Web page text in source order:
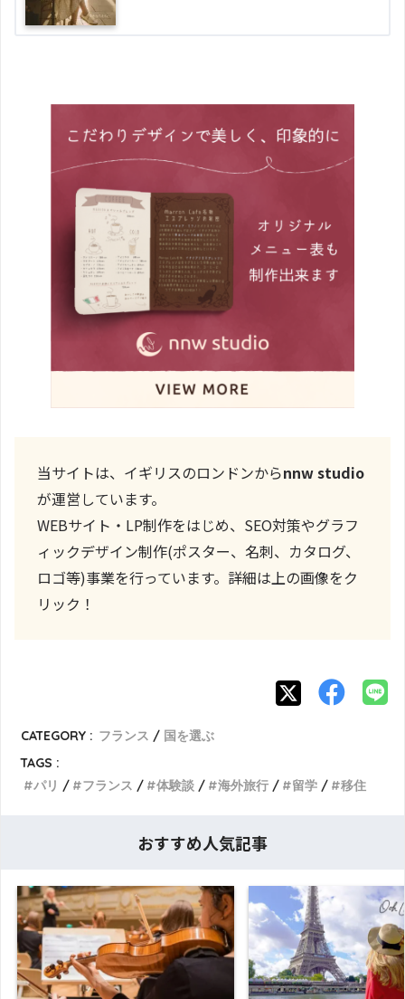
当サイトは、イギリスのロンドンからnnw studio
が運営しています。
WEBサイト・LP制作をはじめ、SEO対策やグラフ
ィックデザイン制作(ポスター、名刺、カタログ、
ロゴ等)事業を行っています。詳細は上の画像をク
リック！
CATEGORY : フランス
国を選ぶ
TAGS :
パリ
フランス 体験談 海外旅行 留学 移住
おすすめ人気記事